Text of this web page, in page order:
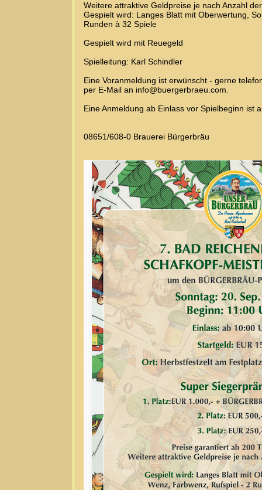
Weitere attraktive Geldpreise je nach Anzahl
Gespielt wird: Langes Blatt mit Oberwertung,
Runden à 32 Spiele
Gespielt wird mit Reuegeld
Spielleitung: Karl Schindler
Eine Voranmeldung ist erwünscht - gerne
per E-Mail an info@buergerbraeu.com.
Eine Anmeldung ab Einlass vor Spielbeginn ist
08651/608-0 Brauerei Bürgerbräu